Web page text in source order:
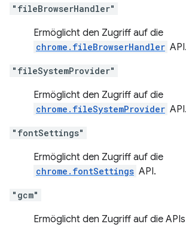
"fileBrowserHandler"
Ermöglicht den Zugriff auf die
chrome.fileBrowserHandler API.
"fileSystemProvider"
Ermöglicht den Zugriff auf die
chrome.fileSystemProvider API.
"fontSettings"
Ermöglicht den Zugriff auf die
chrome.fontSettings API.
"gcm"
Ermöglicht den Zugriff auf die APIs